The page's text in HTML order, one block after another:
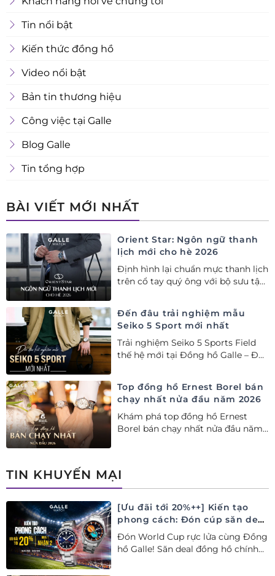
Tin nổi bật
Kiến thức đồng hồ
Video nổi bật
Bản tin thương hiệu
Công việc tại Galle
Blog Galle
Tin tổng hợp
BÀI VIẾT MỚI NHẤT
Orient Star: Ngôn ngữ thanh
lịch mới cho hè 2026
Định hình lại chuẩn mực thanh lịch
trên cổ tay quý ông với bộ sưu tập
Đến đâu trải nghiệm mẫu
Seiko 5 Sport mới nhất
Trải nghiệm Seiko 5 Sports Field
thế hệ mới tại Đồng hồ Galle – Đại
Top đồng hồ Ernest Borel bán
chạy nhất nửa đầu năm 2026
Khám phá top đồng hồ Ernest
Borel bán chạy nhất nửa đầu năm
TIN KHUYẾN MẠI
[Ưu đãi tới 20%++] Kiến tạo
phong cách: Đón cúp săn deal
– Siêu ưu đãi đồng hành cùng
World Cup
Đón World Cup rực lửa cùng Đồng
hồ Galle! Săn deal đồng hồ chính